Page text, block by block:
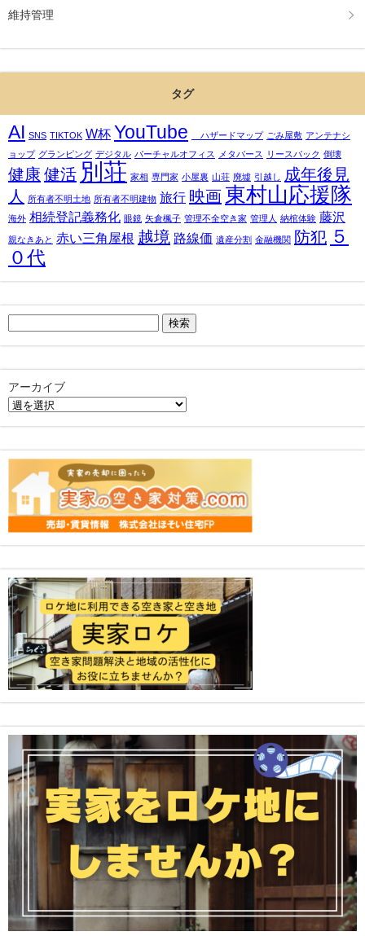
維持管理
タグ
AI SNS TIKTOK W杯 YouTube ハザードマップ ごみ屋敷 アンテナシ
ョップ グランピング デジタル バーチャルオフィス メタバース リースバック 倒壊
健康 健活 別荘 家相 専門家 小屋裏 山荘 廃墟 引越し
成年後見
人
所有者不明土地 所有者不明建物 旅行 映画 東村山応援隊
海外 相続登記義務化 眼鏡 矢倉楓子 管理不全空き家 管理人 納棺体験 藤沢
親なきあと 赤い三角屋根 越境 路線価 遺産分割 金融機関 防犯 ５
０代
アーカイブ